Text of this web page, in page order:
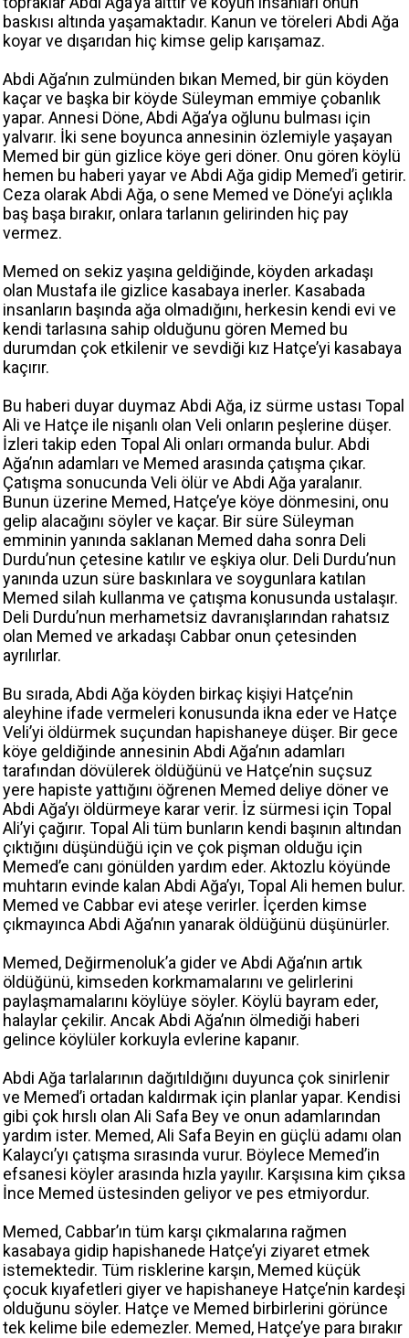
baskısı altında yaşamaktadır. Kanun ve töreleri Abdi Ağa
koyar ve dışarıdan hiç kimse gelip karışamaz.
Abdi Ağa’nın zulmünden bıkan Memed, bir gün köyden
kaçar ve başka bir köyde Süleyman emmiye çobanlık
yapar. Annesi Döne, Abdi Ağa’ya oğlunu bulması için
yalvarır. İki sene boyunca annesinin özlemiyle yaşayan
Memed bir gün gizlice köye geri döner. Onu gören köylü
hemen bu haberi yayar ve Abdi Ağa gidip Memed’i getirir.
Ceza olarak Abdi Ağa, o sene Memed ve Döne’yi açlıkla
baş başa bırakır, onlara tarlanın gelirinden hiç pay
vermez.
Memed on sekiz yaşına geldiğinde, köyden arkadaşı
olan Mustafa ile gizlice kasabaya inerler. Kasabada
insanların başında ağa olmadığını, herkesin kendi evi ve
kendi tarlasına sahip olduğunu gören Memed bu
durumdan çok etkilenir ve sevdiği kız Hatçe’yi kasabaya
kaçırır.
Bu haberi duyar duymaz Abdi Ağa, iz sürme ustası Topal
Ali ve Hatçe ile nişanlı olan Veli onların peşlerine düşer.
İzleri takip eden Topal Ali onları ormanda bulur. Abdi
Ağa’nın adamları ve Memed arasında çatışma çıkar.
Çatışma sonucunda Veli ölür ve Abdi Ağa yaralanır.
Bunun üzerine Memed, Hatçe’ye köye dönmesini, onu
gelip alacağını söyler ve kaçar. Bir süre Süleyman
emminin yanında saklanan Memed daha sonra Deli
Durdu’nun çetesine katılır ve eşkiya olur. Deli Durdu’nun
yanında uzun süre baskınlara ve soygunlara katılan
Memed silah kullanma ve çatışma konusunda ustalaşır.
Deli Durdu’nun merhametsiz davranışlarından rahatsız
olan Memed ve arkadaşı Cabbar onun çetesinden
ayrılırlar.
Bu sırada, Abdi Ağa köyden birkaç kişiyi Hatçe’nin
aleyhine ifade vermeleri konusunda ikna eder ve Hatçe
Veli’yi öldürmek suçundan hapishaneye düşer. Bir gece
köye geldiğinde annesinin Abdi Ağa’nın adamları
tarafından dövülerek öldüğünü ve Hatçe’nin suçsuz
yere hapiste yattığını öğrenen Memed deliye döner ve
Abdi Ağa’yı öldürmeye karar verir. İz sürmesi için Topal
Ali’yi çağırır. Topal Ali tüm bunların kendi başının altından
çıktığını düşündüğü için ve çok pişman olduğu için
Memed’e canı gönülden yardım eder. Aktozlu köyünde
muhtarın evinde kalan Abdi Ağa’yı, Topal Ali hemen bulur.
Memed ve Cabbar evi ateşe verirler. İçerden kimse
çıkmayınca Abdi Ağa’nın yanarak öldüğünü düşünürler.
Memed, Değirmenoluk’a gider ve Abdi Ağa’nın artık
öldüğünü, kimseden korkmamalarını ve gelirlerini
paylaşmamalarını köylüye söyler. Köylü bayram eder,
halaylar çekilir. Ancak Abdi Ağa’nın ölmediği haberi
gelince köylüler korkuyla evlerine kapanır.
Abdi Ağa tarlalarının dağıtıldığını duyunca çok sinirlenir
ve Memed’i ortadan kaldırmak için planlar yapar. Kendisi
gibi çok hırslı olan Ali Safa Bey ve onun adamlarından
yardım ister. Memed, Ali Safa Beyin en güçlü adamı olan
Kalaycı’yı çatışma sırasında vurur. Böylece Memed’in
efsanesi köyler arasında hızla yayılır. Karşısına kim çıksa
İnce Memed üstesinden geliyor ve pes etmiyordur.
Memed, Cabbar’ın tüm karşı çıkmalarına rağmen
kasabaya gidip hapishanede Hatçe’yi ziyaret etmek
istemektedir. Tüm risklerine karşın, Memed küçük
çocuk kıyafetleri giyer ve hapishaneye Hatçe’nin kardeşi
olduğunu söyler. Hatçe ve Memed birbirlerini görünce
tek kelime bile edemezler. Memed, Hatçe’ye para bırakır